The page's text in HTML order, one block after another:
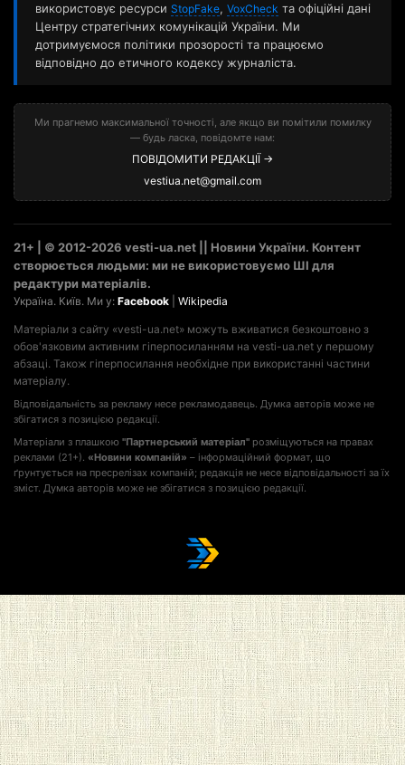
використовує ресурси StopFake, VoxCheck та офіційні дані
Центру стратегічних комунікацій України. Ми
дотримуємося політики прозорості та працюємо
відповідно до етичного кодексу журналіста.
Ми прагнемо максимальної точності, але якщо ви помітили помилку
— будь ласка, повідомте нам:
ПОВІДОМИТИ РЕДАКЦІЇ →
vestiua.net@gmail.com
21+ | © 2012-2026 vesti-ua.net || Новини України. Контент
створюється людьми: ми не використовуємо ШІ для
редактури матеріалів.
Україна. Київ. Ми у: Facebook Wikipedia
Матеріали з сайту «vesti-ua.net» можуть вживатися безкоштовно з
обов'язковим активним гіперпосиланням на vesti-ua.net у першому
абзаці. Також гіперпосилання необхідне при використанні частини
матеріалу.
Відповідальність за рекламу несе рекламодавець. Думка авторів може не
збігатися з позицією редакції.
Матеріали з плашкою "Партнерський матеріал" розміщуються на правах
реклами (21+). «Новини компаній» – інформаційний формат, що
ґрунтується на пресрелізах компаній; редакція не несе відповідальності за їх
зміст. Думка авторів може не збігатися з позицією редакції.